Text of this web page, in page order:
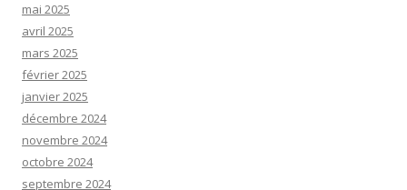
mai 2025
avril 2025
mars 2025
février 2025
janvier 2025
décembre 2024
novembre 2024
octobre 2024
septembre 2024